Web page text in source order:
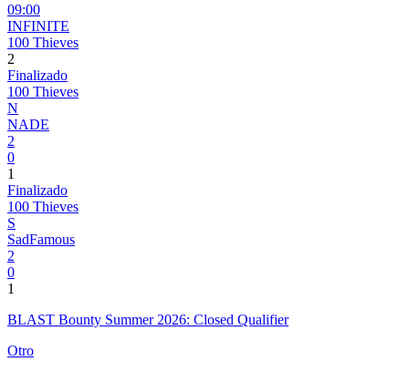
09:00
INFINITE
100 Thieves
2
Finalizado
100 Thieves
N
NADE
2
0
1
Finalizado
100 Thieves
S
SadFamous
2
0
1
BLAST Bounty Summer 2026: Closed Qualifier
Otro